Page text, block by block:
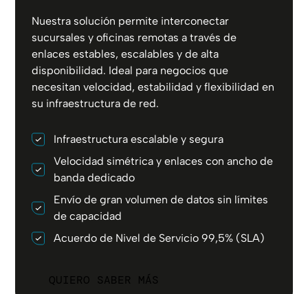
Nuestra solución permite interconectar
sucursales y oficinas remotas a través de
enlaces estables, escalables y de alta
disponibilidad. Ideal para negocios que
necesitan velocidad, estabilidad y flexibilidad en
su infraestructura de red.
Infraestructura escalable y segura
Velocidad simétrica y enlaces con ancho de
banda dedicado
Envío de gran volumen de datos sin límites
de capacidad
Acuerdo de Nivel de Servicio 99,5% (SLA)
QUIERO SABER MÁS